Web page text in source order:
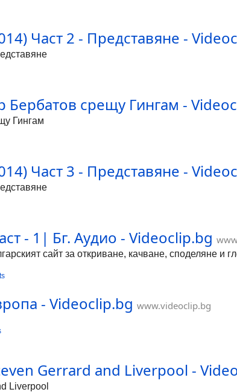
Част 2 - Представяне -
Бербатов срещу Гингам -
Гингам
Част 3 - Представяне -
- 1| Бг. Аудио - Videoclip.bg
сайт за откриване, качване, споделяне и
- Videoclip.bg www.videoclip.bg
Gerrard and Liverpool -
Liverpool